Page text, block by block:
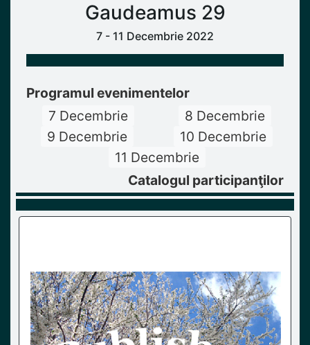
Gaudeamus 29
7 - 11 Decembrie 2022
Programul evenimentelor
7 Decembrie
8 Decembrie
9 Decembrie
10 Decembrie
11 Decembrie
Catalogul participanţilor